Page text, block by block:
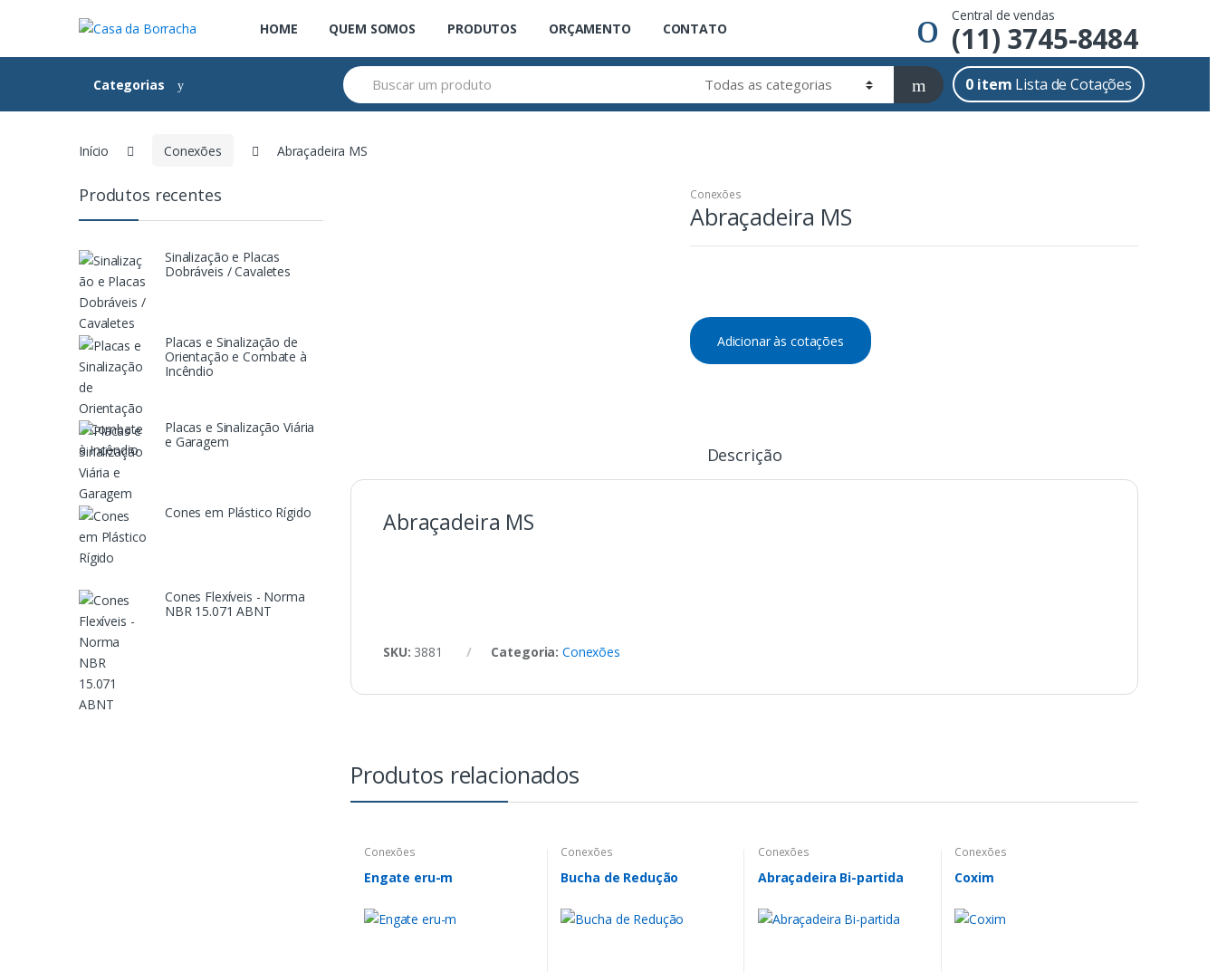
HOME QUEM SOMOS PRODUTOS ORÇAMENTO CONTATO
Central de vendas
(11) 3745-8484
Categorias
Search
for:
0 item Lista de Cotações
Início Conexões Abraçadeira MS
Conexões
Abraçadeira MS
Adicionar às cotações
Descrição
Abraçadeira MS
SKU: 3881 Categoria: Conexões
Produtos relacionados
Conexões
Engate eru-m
Conexões
Bucha de Redução
Conexões
Abraçadeira Bi-partida
Conexões
Coxim
Produtos recentes
Sinalização e Placas
Dobráveis / Cavaletes
Placas e Sinalização de
Orientação e Combate à
Incêndio
Placas e Sinalização Viária
e Garagem
Cones em Plástico Rígido
Cones Flexíveis - Norma
NBR 15.071 ABNT